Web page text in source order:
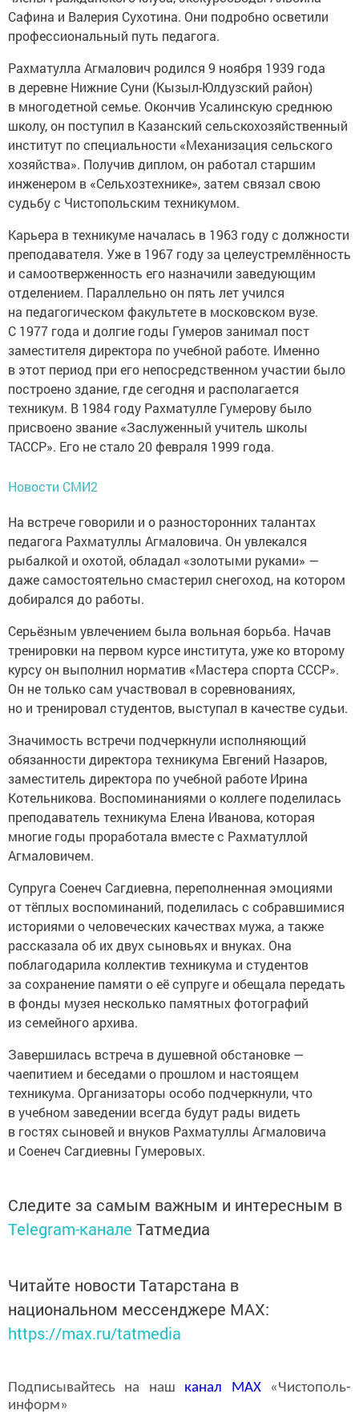
Сафина и Валерия Сухотина. Они подробно осветили
профессиональный путь педагога.
Рахматулла Агмалович родился 9 ноября 1939 года
в деревне Нижние Суни (Кызыл-Юлдузский район)
в многодетной семье. Окончив Усалинскую среднюю
школу, он поступил в Казанский сельскохозяйственный
институт по специальности «Механизация сельского
хозяйства». Получив диплом, он работал старшим
инженером в «Сельхозтехнике», затем связал свою
судьбу с Чистопольским техникумом.
Карьера в техникуме началась в 1963 году с должности
преподавателя. Уже в 1967 году за целеустремлённость
и самоотверженность его назначили заведующим
отделением. Параллельно он пять лет учился
на педагогическом факультете в московском вузе.
С 1977 года и долгие годы Гумеров занимал пост
заместителя директора по учебной работе. Именно
в этот период при его непосредственном участии было
построено здание, где сегодня и располагается
техникум. В 1984 году Рахматулле Гумерову было
присвоено звание «Заслуженный учитель школы
ТАССР». Его не стало 20 февраля 1999 года.
Новости СМИ2
На встрече говорили и о разносторонних талантах
педагога Рахматуллы Агмаловича. Он увлекался
рыбалкой и охотой, обладал «золотыми руками» —
даже самостоятельно смастерил снегоход, на котором
добирался до работы.
Серьёзным увлечением была вольная борьба. Начав
тренировки на первом курсе института, уже ко второму
курсу он выполнил норматив «Мастера спорта СССР».
Он не только сам участвовал в соревнованиях,
но и тренировал студентов, выступал в качестве судьи.
Значимость встречи подчеркнули исполняющий
обязанности директора техникума Евгений Назаров,
заместитель директора по учебной работе Ирина
Котельникова. Воспоминаниями о коллеге поделилась
преподаватель техникума Елена Иванова, которая
многие годы проработала вместе с Рахматуллой
Агмаловичем.
Супруга Соенеч Сагдиевна, переполненная эмоциями
от тёплых воспоминаний, поделилась с собравшимися
историями о человеческих качествах мужа, а также
рассказала об их двух сыновьях и внуках. Она
поблагодарила коллектив техникума и студентов
за сохранение памяти о её супруге и обещала передать
в фонды музея несколько памятных фотографий
из семейного архива.
Завершилась встреча в душевной обстановке —
чаепитием и беседами о прошлом и настоящем
техникума. Организаторы особо подчеркнули, что
в учебном заведении всегда будут рады видеть
в гостях сыновей и внуков Рахматуллы Агмаловича
и Соенеч Сагдиевны Гумеровых.
Следите за самым важным и интересным в
Telegram-канале Татмедиа
Читайте новости Татарстана в
национальном мессенджере MАХ:
https://max.ru/tatmedia
Подписывайтесь на наш канал MAX«Чистополь-
информ»